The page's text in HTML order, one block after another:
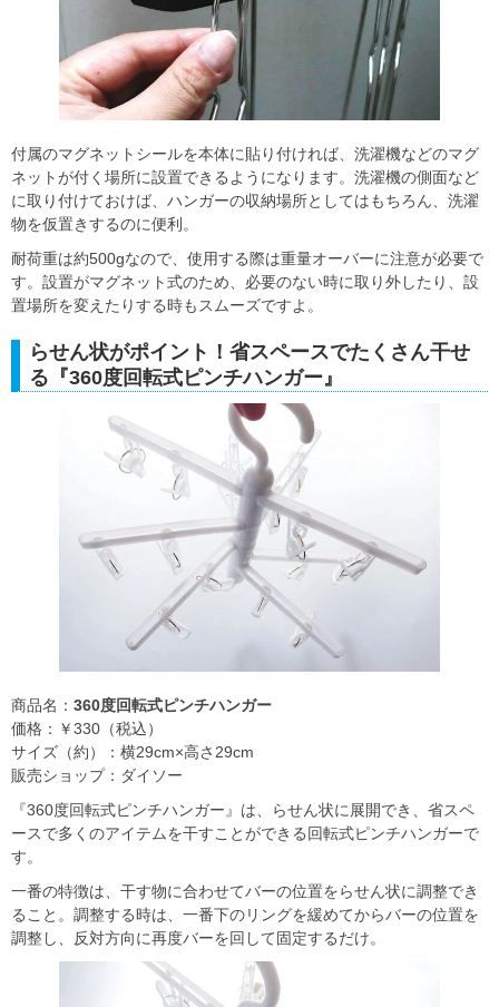
付属のマグネットシールを本体に貼り付ければ、洗濯機などのマグ
ネットが付く場所に設置できるようになります。洗濯機の側面など
に取り付けておけば、ハンガーの収納場所としてはもちろん、洗濯
物を仮置きするのに便利。
耐荷重は約500gなので、使用する際は重量オーバーに注意が必要で
す。設置がマグネット式のため、必要のない時に取り外したり、設
置場所を変えたりする時もスムーズですよ。
らせん状がポイント！省スペースでたくさん干せ
る『360度回転式ピンチハンガー』
商品名： 360度回転式ピンチハンガー
価格：￥330（税込）
サイズ（約）：横29cm×高さ29cm
販売ショップ：ダイソー
『360度回転式ピンチハンガー』は、らせん状に展開でき、省スペ
ースで多くのアイテムを干すことができる回転式ピンチハンガーで
す。
一番の特徴は、干す物に合わせてバーの位置をらせん状に調整でき
ること。調整する時は、一番下のリングを緩めてからバーの位置を
調整し、反対方向に再度バーを回して固定するだけ。